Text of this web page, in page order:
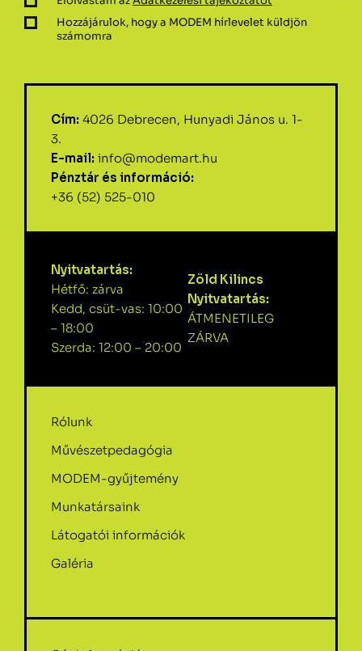
Hozzájárulok, hogy a MODEM hírlevelet küldjön
számomra
Cím: 4026 Debrecen, Hunyadi János u. 1-
3.
E-mail: info@modemart.hu
Pénztár és információ:
+36 (52) 525-010
Nyitvatartás:
Hétfő: zárva
Kedd, csüt-vas: 10:00
– 18:00
Szerda: 12:00 – 20:00
Zöld Kilincs
Nyitvatartás:
ÁTMENETILEG
ZÁRVA
Rólunk
Művészetpedagógia
MODEM-gyűjtemény
Munkatársaink
Látogatói információk
Galéria